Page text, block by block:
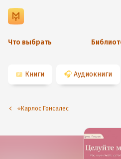
Что выбрать
📖 Книги 🎧 Аудиокниги
⭐️Карлос Гонсалес